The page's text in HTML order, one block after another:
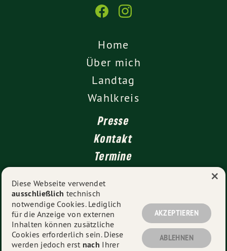
Home
Über mich
Landtag
Wahlkreis
Presse
Kontakt
Termine
Impressum
Datenschutz
Diese Webseite verwendet
ausschließlich technisch
notwendige Cookies. Lediglich
für die Anzeige von externen
Inhalten können zusätzliche
Cookies erforderlich sein. Diese
werden jedoch erst nach Ihrer
AKZEPTIEREN
ABLEHNEN
×